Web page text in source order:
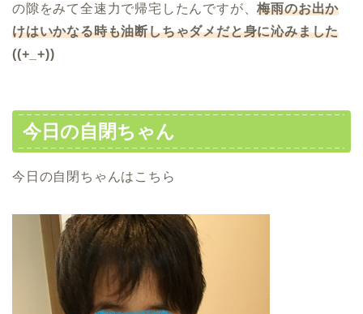
の隙をみて全速力で帰宅したんですが、梅雨のお出か
けはいかなる時も油断しちゃダメだと身に沁みました
((+_+))
今日の自閉ちゃん
今日の自閉ちゃんはこちら